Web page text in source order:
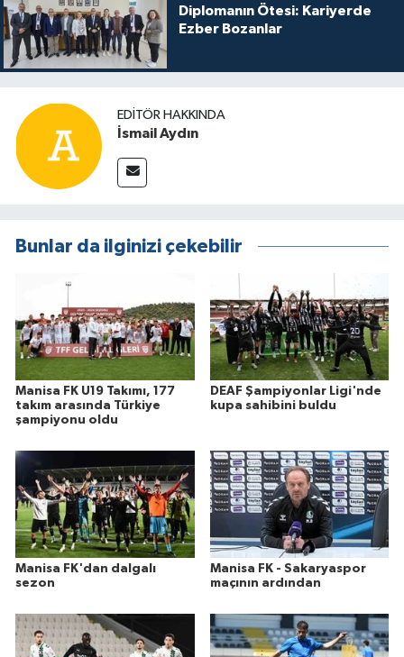
Diplomanın Ötesi: Kariyerde
Ezber Bozanlar
EDITÖR HAKKINDA
İsmail Aydın
Bunlar da ilginizi çekebilir
Manisa FK U19 Takımı, 177
takım arasında Türkiye
şampiyonu oldu
DEAF Şampiyonlar Ligi'nde
kupa sahibini buldu
Manisa FK'dan dalgalı
sezon
Manisa FK - Sakaryaspor
maçının ardından